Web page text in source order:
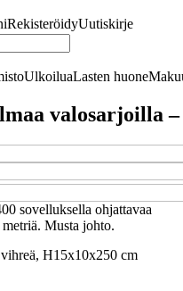
RekisteröidyUutiskirje
UlkoiluaLasten huone
valosarjoilla
sovelluksella ohjattavaa
Musta johto.
H15x10x250 cm